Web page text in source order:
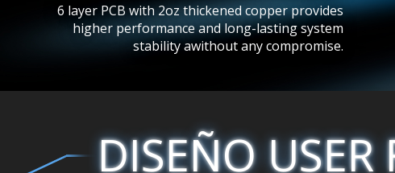
6 layer PCB with 2oz thickened copper provides
higher performance and long-lasting system
stability awithout any compromise.
DISEÑO USER